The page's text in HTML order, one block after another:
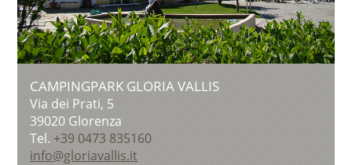
CAMPINGPARK GLORIA VALLIS
Via dei Prati, 5
39020 Glorenza
Tel.+39 0473 835160
info@gloriavallis.it